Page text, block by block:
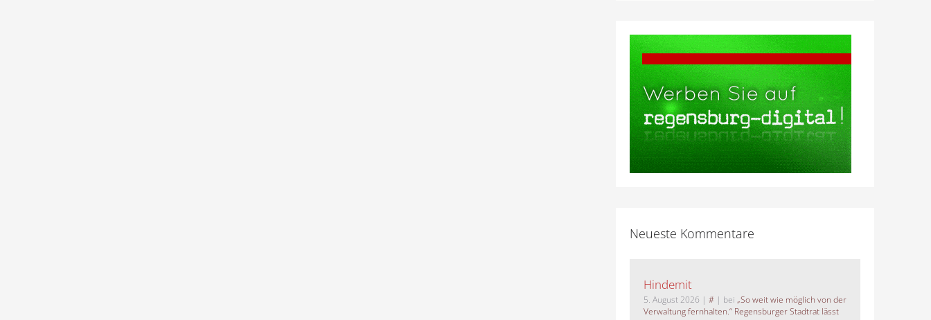
Neueste Kommentare
Hindemit
5. August 2026 | #| bei „So weit wie möglich von der
Verwaltung fernhalten.“ Regensburger Stadtrat lässt